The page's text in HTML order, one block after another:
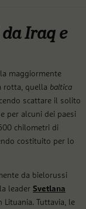
Iraq e
maggiormente
rotta, quella baltica
scattare il solito
per alcuni dei paesi
chilometri di
costituito per lo
da bielorussi
leader Svetlana
Tuttavia, le